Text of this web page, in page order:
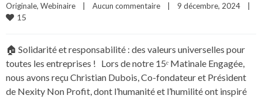
Originale, Webinaire Aucun commentaire 9 décembre, 2024
15
🏠 Solidarité et responsabilité : des valeurs universelles pour
toutes les entreprises ! Lors de notre 15ᵉ Matinale Engagée,
nous avons reçu Christian Dubois, Co-fondateur et Président
de Nexity Non Profit, dont l’humanité et l’humilité ont inspiré